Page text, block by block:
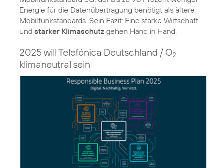
Energie für die Datenübertragung benötigt als ältere
Mobilfunkstandards. Sein Fazit: Eine starke Wirtschaft
und starker Klimaschutz gehen Hand in Hand.
2025 will Telefónica Deutschland / O2
klimaneutral sein